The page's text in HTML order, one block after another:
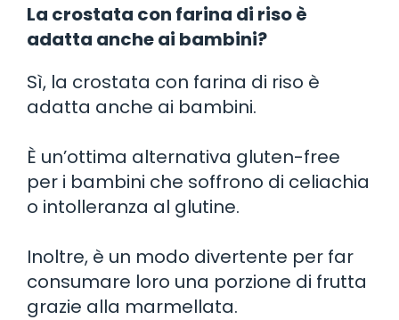
La crostata con farina di riso è
adatta anche ai bambini?
Sì, la crostata con farina di riso è
adatta anche ai bambini.
È un’ottima alternativa gluten-free
per i bambini che soffrono di celiachia
o intolleranza al glutine.
Inoltre, è un modo divertente per far
consumare loro una porzione di frutta
grazie alla marmellata.